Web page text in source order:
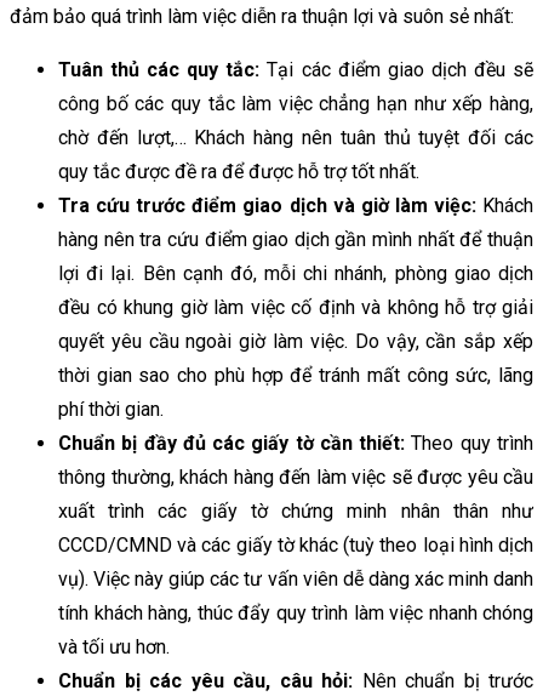
đảm bảo quá trình làm việc diễn ra thuận lợi và suôn sẻ nhất:
Tuân thủ các quy tắc:Tại các điểm giao dịch đều sẽ
công bố các quy tắc làm việc chẳng hạn như xếp hàng,
chờ đến lượt,… Khách hàng nên tuân thủ tuyệt đối các
quy tắc được đề ra để được hỗ trợ tốt nhất.
Tra cứu trước điểm giao dịch và giờ làm việc: Khách
hàng nên tra cứu điểm giao dịch gần mình nhất để thuận
lợi đi lại. Bên cạnh đó, mỗi chi nhánh, phòng giao dịch
đều có khung giờ làm việc cố định và không hỗ trợ giải
quyết yêu cầu ngoài giờ làm việc. Do vậy, cần sắp xếp
thời gian sao cho phù hợp để tránh mất công sức, lãng
phí thời gian.
Chuẩn bị đầy đủ các giấy tờ cần thiết:Theo quy trình
thông thường, khách hàng đến làm việc sẽ được yêu cầu
xuất trình các giấy tờ chứng minh nhân thân như
CCCD/CMND và các giấy tờ khác (tuỳ theo loại hình dịch
vụ). Việc này giúp các tư vấn viên dễ dàng xác minh danh
tính khách hàng, thúc đẩy quy trình làm việc nhanh chóng
và tối ưu hơn.
Chuẩn bị các yêu cầu, câu hỏi: Nên chuẩn bị trước